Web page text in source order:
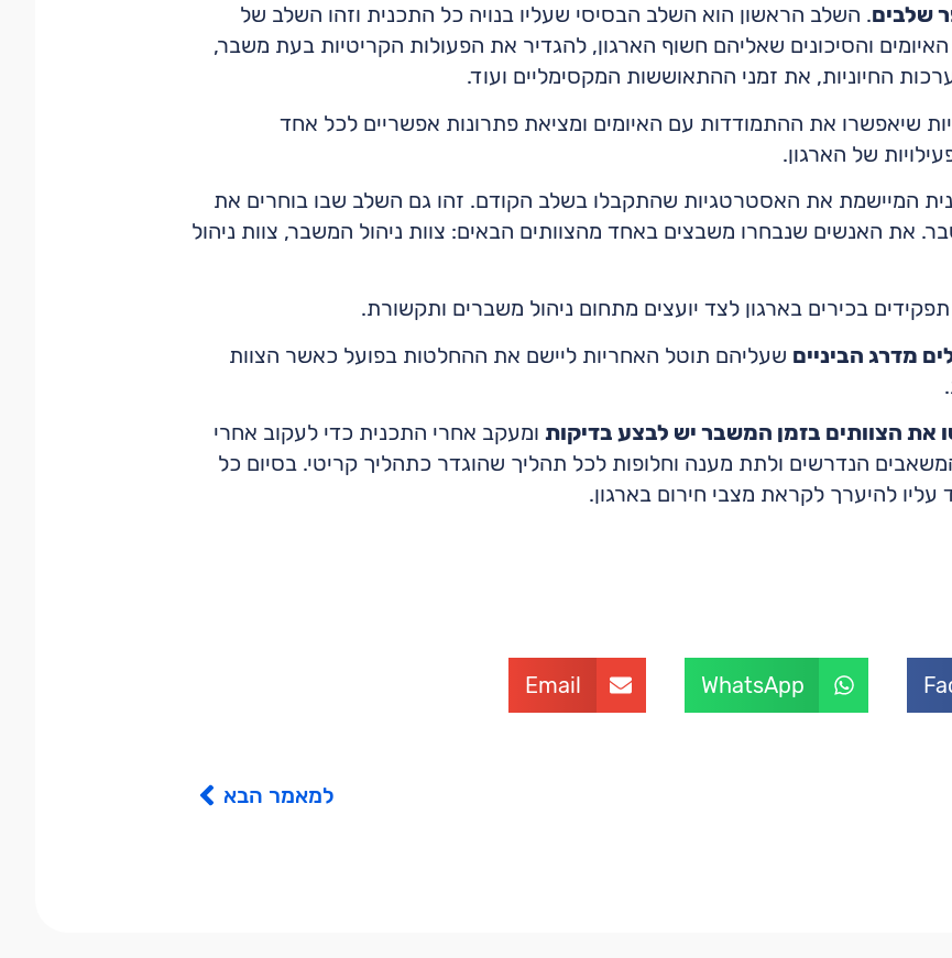
שלבים. השלב הראשון הוא השלב הבסיסי שעליו בנויה כל התכנית וזהו השלב של
והסיכונים שאליהם חשוף הארגון, להגדיר את הפעולות הקריטיות בעת משבר,
החיוניות, את זמני ההתאוששות המקסימליים ועוד.
שיאפשרו את ההתמודדות עם האיומים ומציאת פתרונות אפשריים לכל אחד
של הארגון.
המיישמת את האסטרטגיות שהתקבלו בשלב הקודם. זהו גם השלב שבו בוחרים את
את האנשים שנבחרו משבצים באחד מהצוותים הבאים: צוות ניהול המשבר, צוות ניהול
בכירים בארגון לצד יועצים מתחום ניהול משברים ותקשורת.
מדרג הביניים שעליהם תוטל האחריות ליישם את ההחלטות בפועל כאשר הצוות
את הצוותים בזמן המשבר יש לבצע בדיקות ומעקב אחרי התכנית כדי לעקוב אחרי
הנדרשים ולתת מענה וחלופות לכל תהליך שהוגדר כתהליך קריטי. בסיום כל
להיערך לקראת מצבי חירום בארגון.
WhatsApp
Email
למאמר הבא